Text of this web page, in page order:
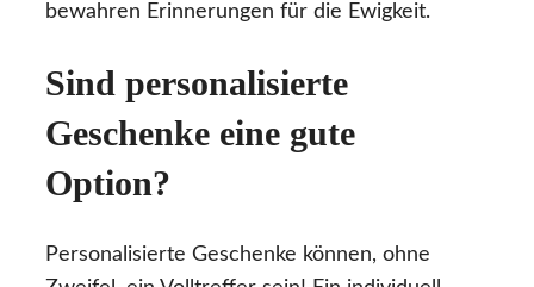
bewahren Erinnerungen für die Ewigkeit.
Sind personalisierte
Geschenke eine gute
Option?
Personalisierte Geschenke können, ohne